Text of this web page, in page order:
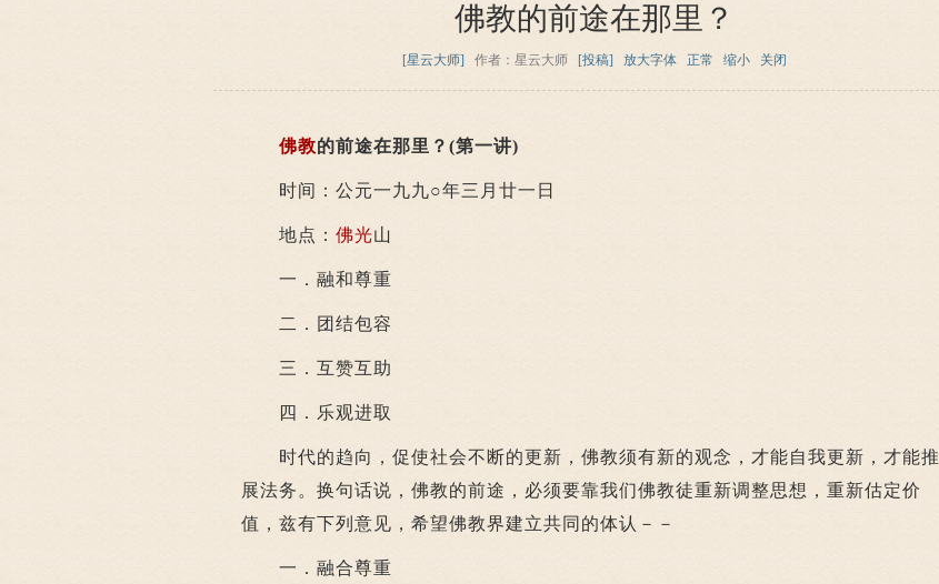
佛教的前途在那里？
[星云大师] 作者：星云大师 [投稿] 放大字体 正常 缩小 关闭
佛教的前途在那里？(第一讲)
时间：公元一九九○年三月廿一日
地点： 佛光山
一．融和尊重
二．团结包容
三．互赞互助
四．乐观进取
时代的趋向，促使社会不断的更新，佛教须有新的观念，才能自我更新，才能推
展法务。换句话说，佛教的前途，必须要靠我们佛教徒重新调整思想，重新估定价
值，兹有下列意见，希望佛教界建立共同的体认－－
一．融合尊重